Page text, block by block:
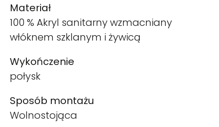
Materiał
100 % Akryl sanitarny wzmacniany
włóknem szklanym i żywicą
Wykończenie
połysk
Sposób montażu
Wolnostojąca